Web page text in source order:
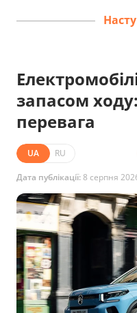
запасом
перевага
UA RU
Дата публікації:8 серпня